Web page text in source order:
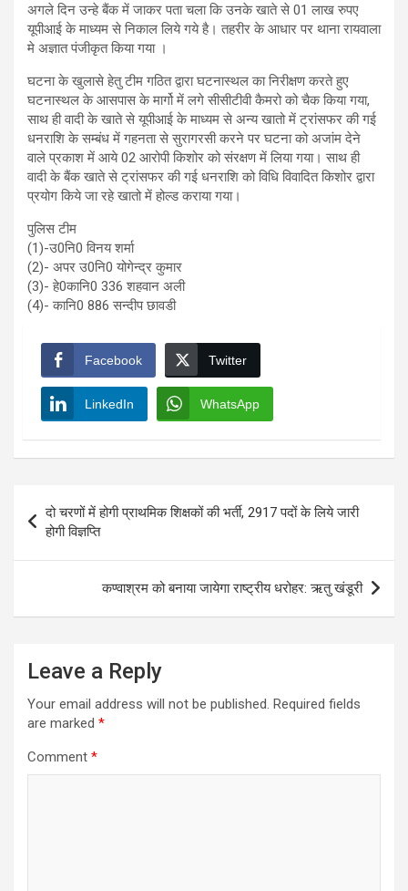
अगले दिन उन्हे बैंक में जाकर पता चला कि उनके खाते से 01 लाख रुपए
यूपीआई के माध्यम से निकाल लिये गये है। तहरीर के आधार पर थाना रायवाला
मे अज्ञात पंजीकृत किया गया ।
घटना के खुलासे हेतु टीम गठित द्वारा घटनास्थल का निरीक्षण करते हुए
घटनास्थल के आसपास के मार्गो में लगे सीसीटीवी कैमरो को चैक किया गया,
साथ ही वादी के खाते से यूपीआई के माध्यम से अन्य खातो में ट्रांसफर की गई
धनराशि के सम्बंध में गहनता से सुरागरसी करने पर घटना को अजांम देने
वाले प्रकाश में आये 02 आरोपी किशोर को संरक्षण में लिया गया। साथ ही
वादी के बैंक खाते से ट्रांसफर की गई धनराशि को विधि विवादित किशोर द्वारा
प्रयोग किये जा रहे खातो में होल्ड कराया गया।
पुलिस टीम
(1)-उ0नि0 विनय शर्मा
(2)- अपर उ0नि0 योगेन्द्र कुमार
(3)- हे0कानि0 336 शहवान अली
(4)- कानि0 886 सन्दीप छावडी
Facebook Twitter
LinkedIn WhatsApp
Post
navigation
दो चरणों में होगी प्राथमिक शिक्षकों की भर्ती, 2917 पदों के लिये जारी
होगी विज्ञप्ति
कण्वाश्रम को बनाया जायेगा राष्ट्रीय धरोहर: ऋतु खंडूरी
Leave a Reply
Your email address will not be published. Required fields
are marked *
Comment *